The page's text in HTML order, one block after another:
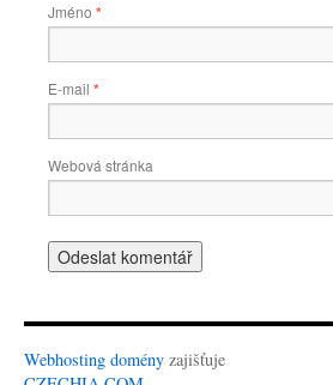
Jméno *
E-mail *
Webová stránka
Webhosting domény zajišťuje